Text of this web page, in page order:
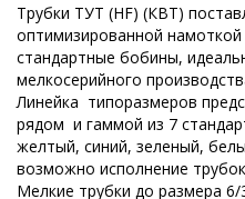
Трубки ТУТ (HF) (КВТ)
оптимизированной
стандартные бобины,
мелкосерийного
Линейка типоразмеров
рядом и гаммой из 7
желтый, синий, зеленый,
возможно исполнение
Мелкие трубки до размера